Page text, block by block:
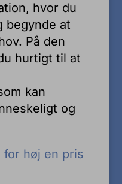
hvor du
begynde at
På den
hurtigt til at
kan
og
for høj en pris